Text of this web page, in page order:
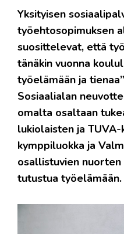
Yksityisen
työehtosopimuksen
suosittelevat, että
tänäkin vuonna
työelämään ja
Sosiaalialan
omalta osaltaan
lukiolaisten ja
kymppiluokka ja
osallistuvien nuorten
tutustua työelämään.